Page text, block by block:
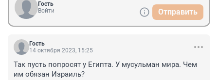
Гость
Войти
Отправить
Гость
14 октября 2023, 15:25
Так пусть попросят у Египта. У мусульман мира. Чем
им обязан Израиль?